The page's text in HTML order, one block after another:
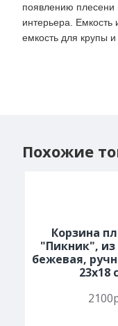
появлению плесени
интерьера. Емкость
емкость для крупы
Похожие
Корзина
"Пикник", из
бежевая,
23x18